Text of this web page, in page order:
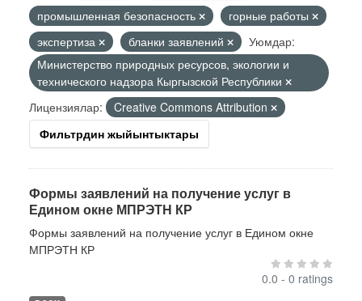
промышленная безопасность
горные работы
экспертиза
бланки заявлений
Уюмдар:
Министерство природных ресурсов, экологии и
технического надзора Кыргызской Республики
Лицензиялар:
Creative Commons Attribution
Фильтрдин жыйынтыктары
Формы заявлений на получение услуг в
Едином окне МПРЭТН КР
Формы заявлений на получение услуг в Едином окне
МПРЭТН КР
0.0 - 0 ratings